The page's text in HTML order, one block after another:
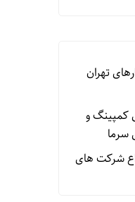
تهران
کمپینگ و
شرکت های